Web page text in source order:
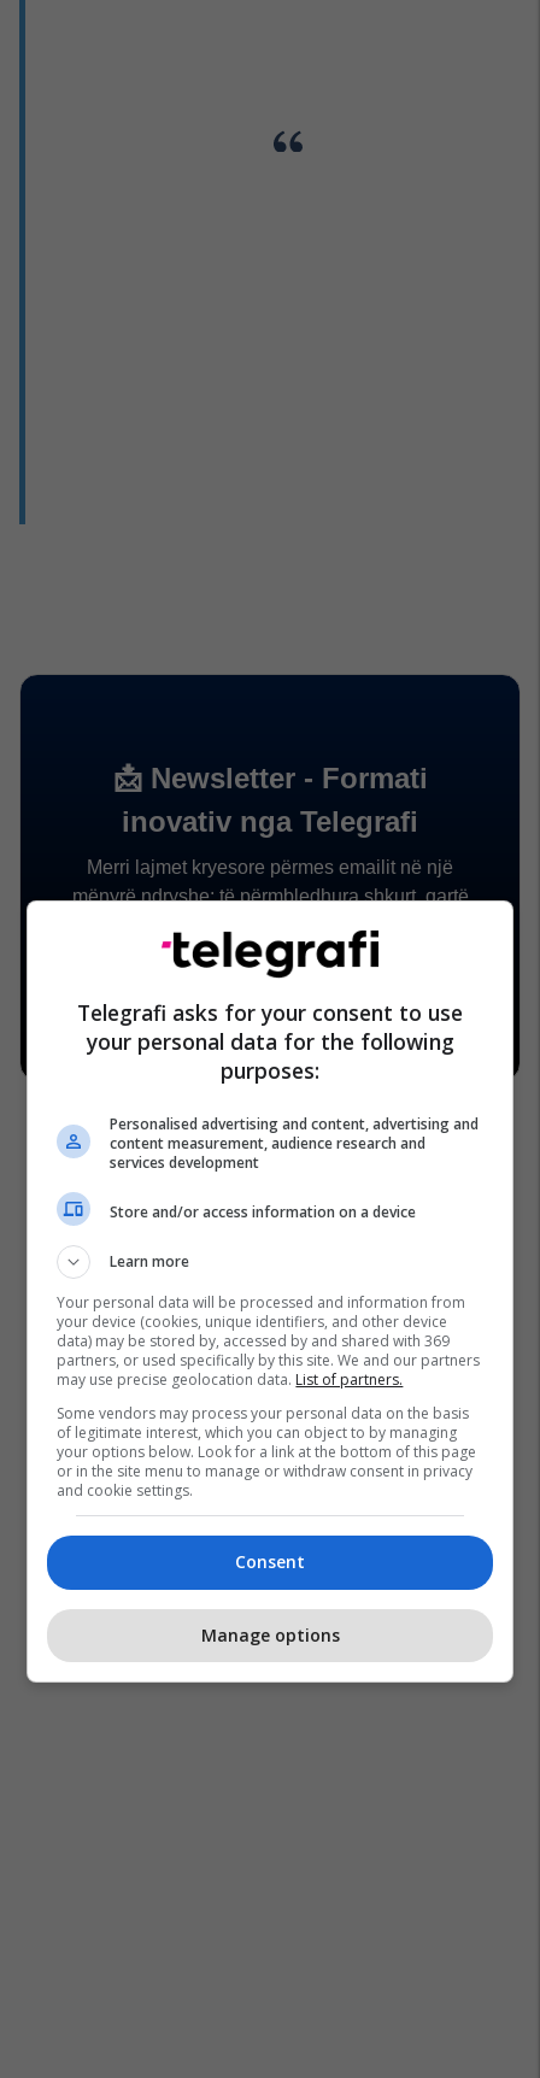
Telegrafi asks for your consent to use
your personal data for the following
purposes:
Personalised advertising and content, advertising and
content measurement, audience research and
services development
Store and/or access information on a device
Learn more
Your personal data will be processed and information from
your device (cookies, unique identifiers, and other device
data) may be stored by, accessed by and shared with 369
partners, or used specifically by this site. We and our partners
may use precise geolocation data. List of partners.
Some vendors may process your personal data on the basis
of legitimate interest, which you can object to by managing
your options below. Look for a link at the bottom of this page
or in the site menu to manage or withdraw consent in privacy
and cookie settings.
Consent
Manage options